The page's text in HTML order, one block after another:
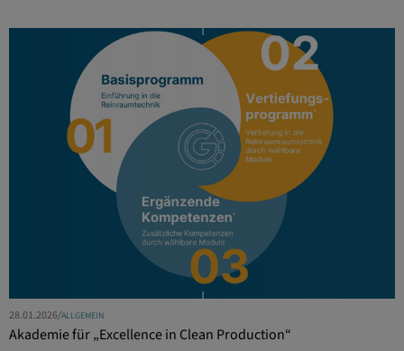
28.01.2026/ALLGEMEIN
Akademie für „Excellence in Clean Production“